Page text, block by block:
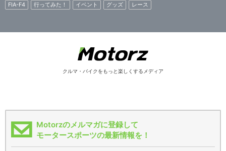
FIA-F4
行ってみた！ イベント グッズ レース
クルマ・バイクをもっと楽しくするメディア
Motorzのメルマガに登録して
モータースポーツの最新情報を！